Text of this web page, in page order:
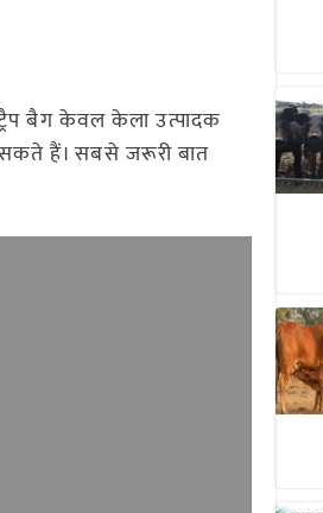
बैग केवल केला उत्पादक
सकते हैं। सबसे जरूरी बात